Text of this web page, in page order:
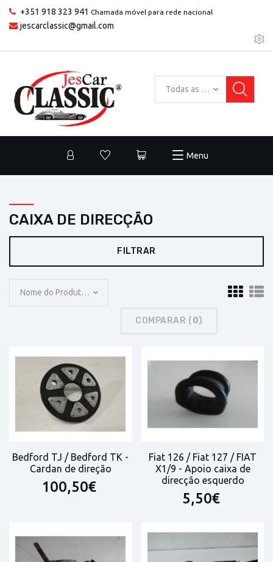
+351 918 323 941 Chamada móvel para rede nacional
jescarclassic@gmail.com
Todas as categorias
Menu
CAIXA DE DIRECÇÃO
FILTRAR
Nome do Produto: A a Z
COMPARAR (0)
Bedford TJ / Bedford TK -
Cardan de direção
100,50€
Fiat 126 / Fiat 127 / FIAT
X1/9 - Apoio caixa de
direcção esquerdo
5,50€